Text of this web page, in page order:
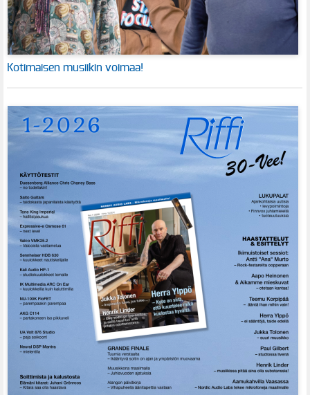
Kotimaisen musiikin voimaa!